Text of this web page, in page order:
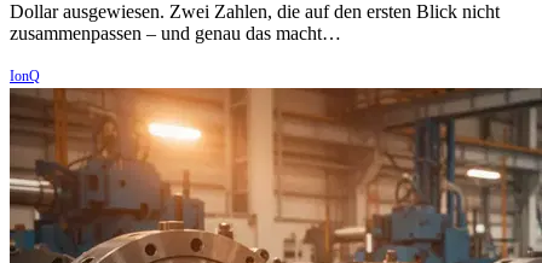
Dollar ausgewiesen. Zwei Zahlen, die auf den ersten Blick nicht
zusammenpassen – und genau das macht…
IonQ